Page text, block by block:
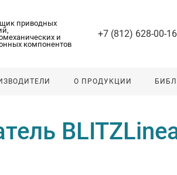
приводных
и
компонентов
+7 (812) 628-00-16
О ПРОДУКЦИИ